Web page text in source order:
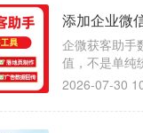
开口、流失客
抖音、百度、
优化投放模型
企微获客助手
值，不是单纯
真实用户行为
跑越泛、成本
2026-07-30